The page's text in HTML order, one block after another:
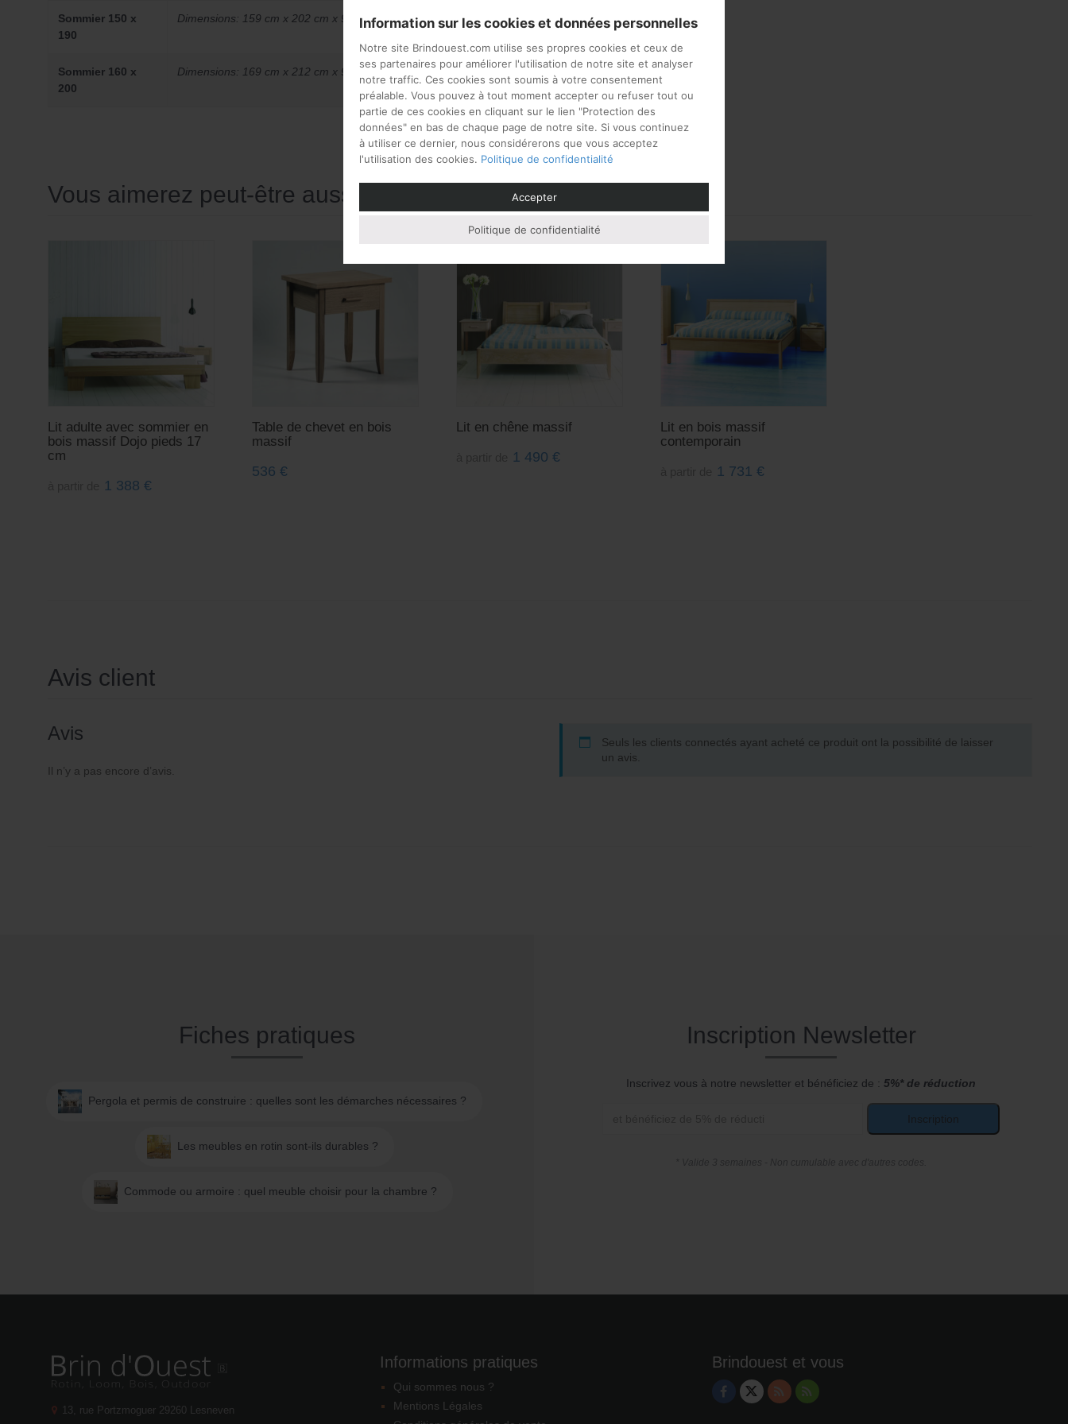
Sommier 150 x
190
Dimensions: 159 cm x 202 cm x 95 cm
Sommier 160 x
200
Dimensions: 169 cm x 212 cm x 95 cm
Vous aimerez peut-être aussi…
Lit adulte avec sommier en
bois massif Dojo pieds 17
cm
1 388 €
Table de chevet en bois
massif
536€
Lit en chêne massif
1 490€
Lit en bois massif
contemporain
1 731€
Avis client
Avis
Il n’y a pas encore d’avis.
Seuls les clients connectés ayant acheté ce produit ont la possibilité de laisser
un avis.
Fiches pratiques
Pergola et permis de construire : quelles sont les démarches nécessaires ?
Les meubles en rotin sont-ils durables ?
Commode ou armoire : quel meuble choisir pour la chambre ?
Inscription Newsletter
Inscrivez vous à notre newsletter et bénéficiez de : 5%* de réduction
Inscription
13, rue Portzmoguer 29260 Lesneven
Informations pratiques
Qui sommes nous ?
Mentions Légales
Brindouest et vous
Information sur les cookies et données personnelles
Notre site Brindouest.com utilise ses propres cookies et ceux de
ses partenaires pour améliorer l'utilisation de notre site et analyser
notre traffic. Ces cookies sont soumis à votre consentement
préalable. Vous pouvez à tout moment accepter ou refuser tout ou
partie de ces cookies en cliquant sur le lien "Protection des
données" en bas de chaque page de notre site. Si vous continuez
à utiliser ce dernier, nous considérerons que vous acceptez
l'utilisation des cookies. Politique de confidentialité
Accepter
Politique de confidentialité